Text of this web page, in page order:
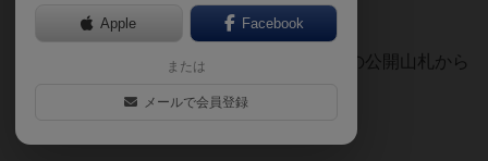
場になっています。
このカードのアイコンが同じ職人を真ん中の公開山札から
Apple Facebook
または
メールで会員登録